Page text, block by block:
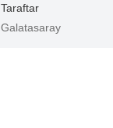
Taraftar
Galatasaray